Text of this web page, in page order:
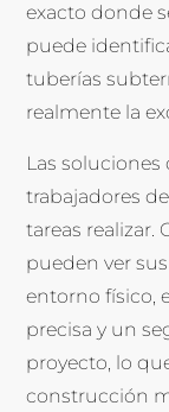
exacto donde
puede
tuberías
realmente la
Las soluciones
trabajadores
tareas realizar.
pueden ver
entorno físico,
precisa y un
proyecto, lo
construcción